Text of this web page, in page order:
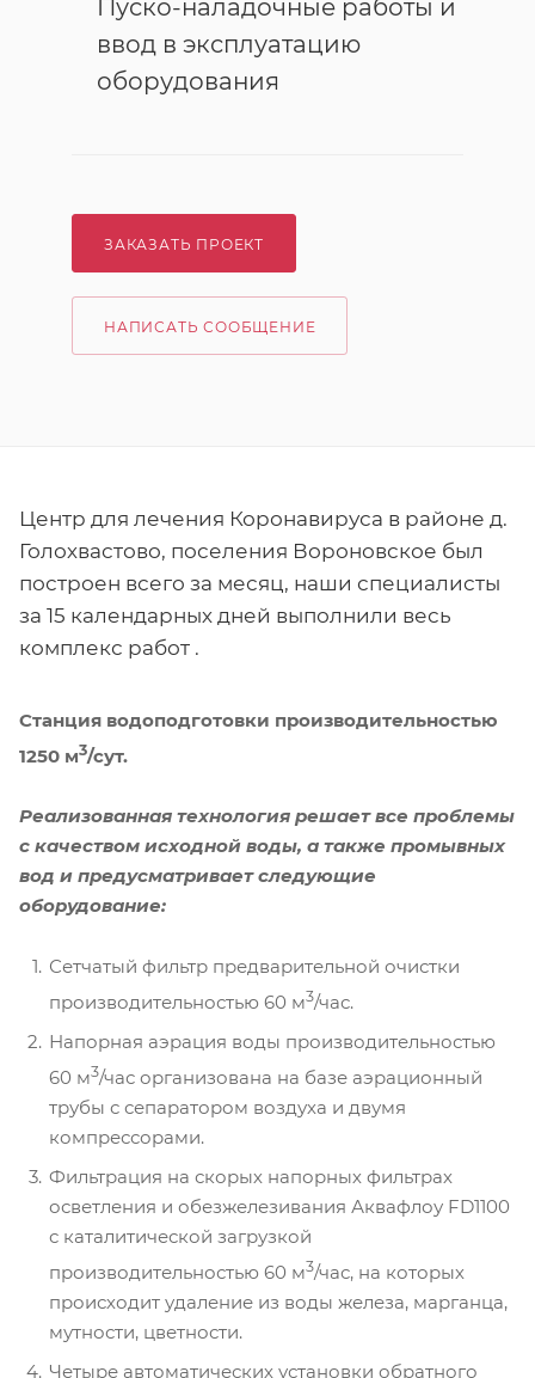
Пуско-наладочные работы и
ввод в эксплуатацию
оборудования
ЗАКАЗАТЬ ПРОЕКТ
НАПИСАТЬ СООБЩЕНИЕ
Центр для лечения Коронавируса в районе д.
Голохвастово, поселения Вороновское был
построен всего за месяц, наши специалисты
за 15 календарных дней выполнили весь
комплекс работ .
Станция водоподготовки производительностью
1250 м3/сут.
Реализованная технология решает все проблемы
с качеством исходной воды, а также промывных
вод и предусматривает следующие
оборудование:
Сетчатый фильтр предварительной очистки
производительностью 60 м3/час.
Напорная аэрация воды производительностью
60 м3/час организована на базе аэрационный
трубы с сепаратором воздуха и двумя
компрессорами.
Фильтрация на скорых напорных фильтрах
осветления и обезжелезивания Аквафлоу FD1100
с каталитической загрузкой
производительностью 60 м3/час, на которых
происходит удаление из воды железа, марганца,
мутности, цветности.
Четыре автоматических установки обратного